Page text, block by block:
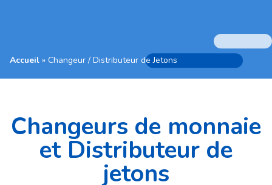
Accueil » Changeur / Distributeur de Jetons
Changeurs de monnaie
et Distributeur de
jetons